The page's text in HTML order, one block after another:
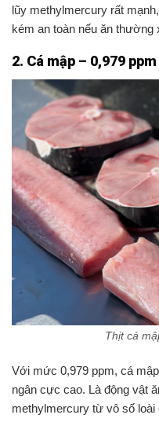
lũy methylmercury rất
kém an toàn nếu ăn thường
2. Cá mập – 0,979 ppm
Thịt cá
Với mức 0,979 ppm, cá
ngân cực cao. Là động vật
methylmercury từ vô số